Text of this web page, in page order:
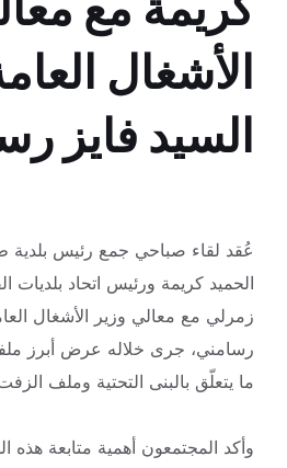
الأشغال
السيد فايز
عُقد لقاء صباحي جمع رئيس بلدية
الحميد كريمة ورئيس اتحاد بلديات
زمرلي مع معالي وزير الأشغال
رسامني، جرى خلاله عرض أبرز
ما يتعلّق بالبنى التحتية وملف
وأكد المجتمعون أهمية متابعة